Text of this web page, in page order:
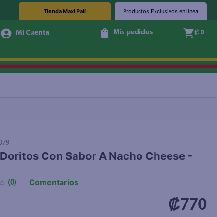
Tienda Maxi Palí Productos Exclusivos en línea
Mis pedidos ₡ 0
Con Sabor A Nacho Cheese -
☆ (0) Comentarios
₡770